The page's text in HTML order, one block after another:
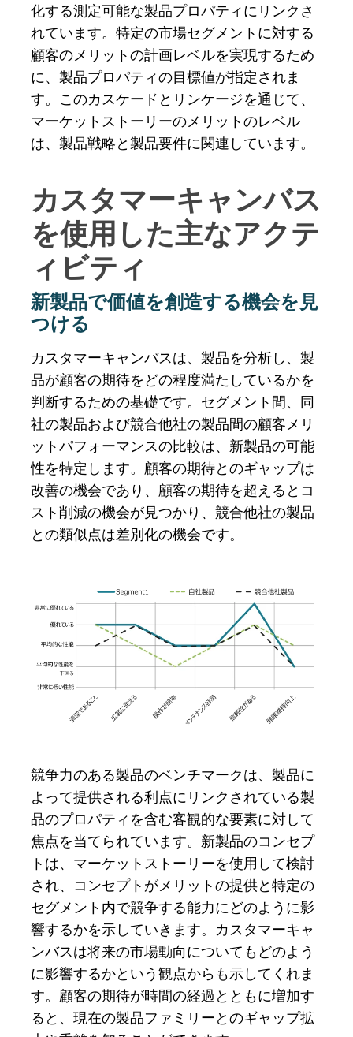
化する測定可能な製品プロパティにリンクさ
れています。特定の市場セグメントに対する
顧客のメリットの計画レベルを実現するため
に、製品プロパティの目標値が指定されま
す。このカスケードとリンケージを通じて、
マーケットストーリーのメリットのレベル
は、製品戦略と製品要件に関連しています。
カスタマーキャンバス
を使用した主なアクテ
ィビティ
新製品で価値を創造する機会を見
つける
カスタマーキャンバスは、製品を分析し、製
品が顧客の期待をどの程度満たしているかを
判断するための基礎です。セグメント間、同
社の製品および競合他社の製品間の顧客メリ
ットパフォーマンスの比較は、新製品の可能
性を特定します。顧客の期待とのギャップは
改善の機会であり、顧客の期待を超えるとコ
スト削減の機会が見つかり、競合他社の製品
との類似点は差別化の機会です。
競争力のある製品のベンチマークは、製品に
よって提供される利点にリンクされている製
品のプロパティを含む客観的な要素に対して
焦点を当てられています。新製品のコンセプ
トは、マーケットストーリーを使用して検討
され、コンセプトがメリットの提供と特定の
セグメント内で競争する能力にどのように影
響するかを示していきます。カスタマーキャ
ンバスは将来の市場動向についてもどのよう
に影響するかという観点からも示してくれま
す。顧客の期待が時間の経過とともに増加す
ると、現在の製品ファミリーとのギャップ拡